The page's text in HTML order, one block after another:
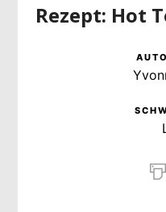
Rezept: Hot